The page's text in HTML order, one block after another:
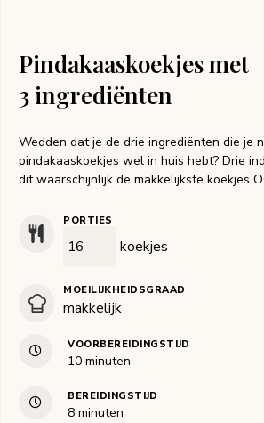
Pindakaaskoekjes met
3 ingrediënten
Wedden dat je de drie ingrediënten die je
pindakaaskoekjes wel in huis hebt? Drie
dit waarschijnlijk de makkelijkste koekjes
PORTIES
koekjes
MOEILIJKHEIDSGRAAD
makkelijk
VOORBEREIDINGSTIJD
10minuten
minuten
BEREIDINGSTIJD
8minuten
minuten